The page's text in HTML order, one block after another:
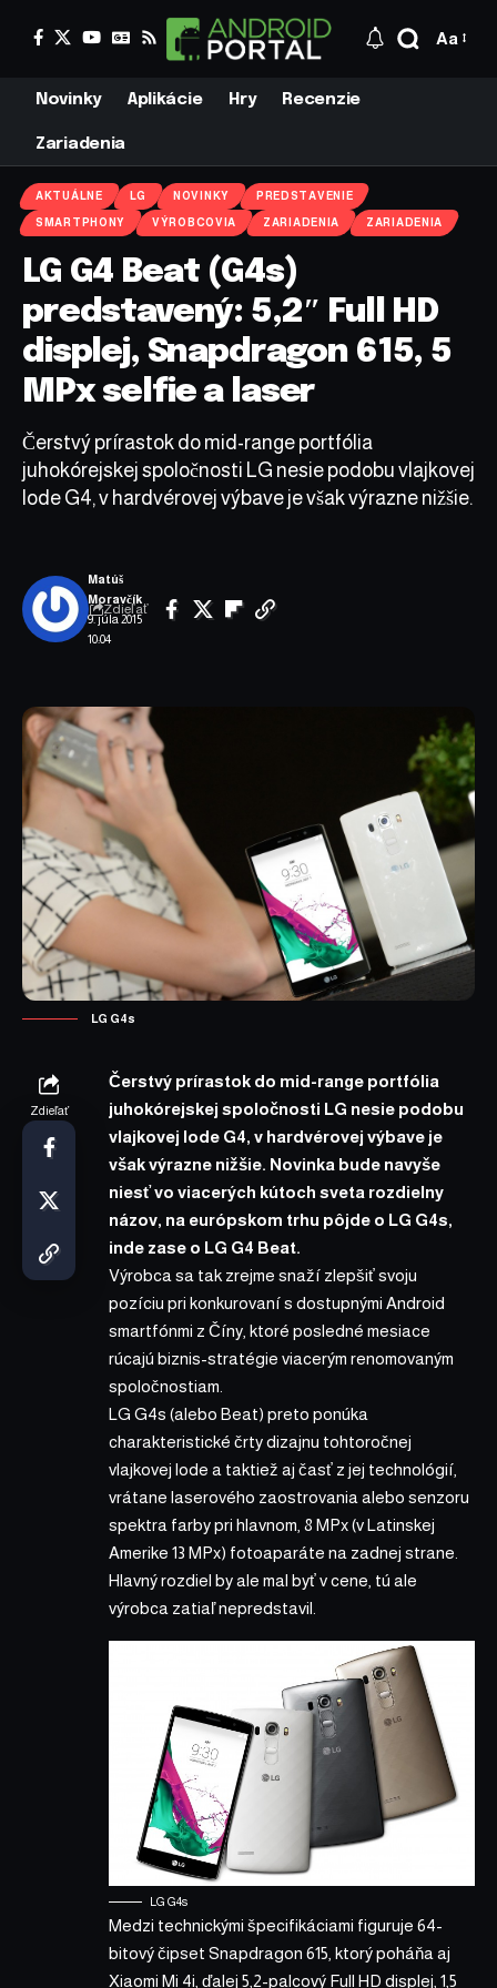
Aa
Novinky Aplikácie Hry Recenzie
Zariadenia
AKTUÁLNE LG NOVINKY PREDSTAVENIE
SMARTPHONY VÝROBCOVIA ZARIADENIA ZARIADENIA
LG G4 Beat (G4s)
predstavený: 5,2″ Full HD
displej, Snapdragon 615, 5
MPx selfie a laser
Čerstvý prírastok do mid-range portfólia
juhokórejskej spoločnosti LG nesie podobu vlajkovej
lode G4, v hardvérovej výbave je však výrazne nižšie.
9. júla 2015
10:04
Matúš
Moravčík
Zdieľať
LG G4s
Zdieľať
Čerstvý prírastok do mid-range portfólia
juhokórejskej spoločnosti LG nesie podobu
vlajkovej lode G4, v hardvérovej výbave je
však výrazne nižšie. Novinka bude navyše
niesť vo viacerých kútoch sveta rozdielny
názov, na európskom trhu pôjde o LG G4s,
inde zase o LG G4 Beat.
Výrobca sa tak zrejme snaží zlepšiť svoju
pozíciu pri konkurovaní s dostupnými Android
smartfónmi z Číny, ktoré posledné mesiace
rúcajú biznis-stratégie viacerým renomovaným
spoločnostiam.
LG G4s (alebo Beat) preto ponúka
charakteristické črty dizajnu tohtoročnej
vlajkovej lode a taktiež aj časť z jej technológií,
vrátane laserového zaostrovania alebo senzoru
spektra farby pri hlavnom, 8 MPx (v Latinskej
Amerike 13 MPx) fotoaparáte na zadnej strane.
Hlavný rozdiel by ale mal byť v cene, tú ale
výrobca zatiaľ nepredstavil.
LG G4s
Medzi technickými špecifikáciami figuruje 64-
bitový čipset Snapdragon 615, ktorý poháňa aj
Xiaomi Mi 4i, ďalej 5,2-palcový Full HD displej, 1,5